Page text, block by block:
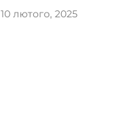
10 лютого, 2025